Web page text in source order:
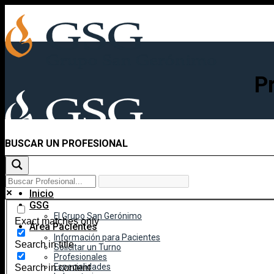
content
Inicio
GSG
El Grupo San Gerónimo
Área Pacientes
Información para Pacientes
Solicitar un Turno
Profesionales
Especialidades
BUSCAR UN PROFESIONAL
Exact matches only
Search in title
Search in content